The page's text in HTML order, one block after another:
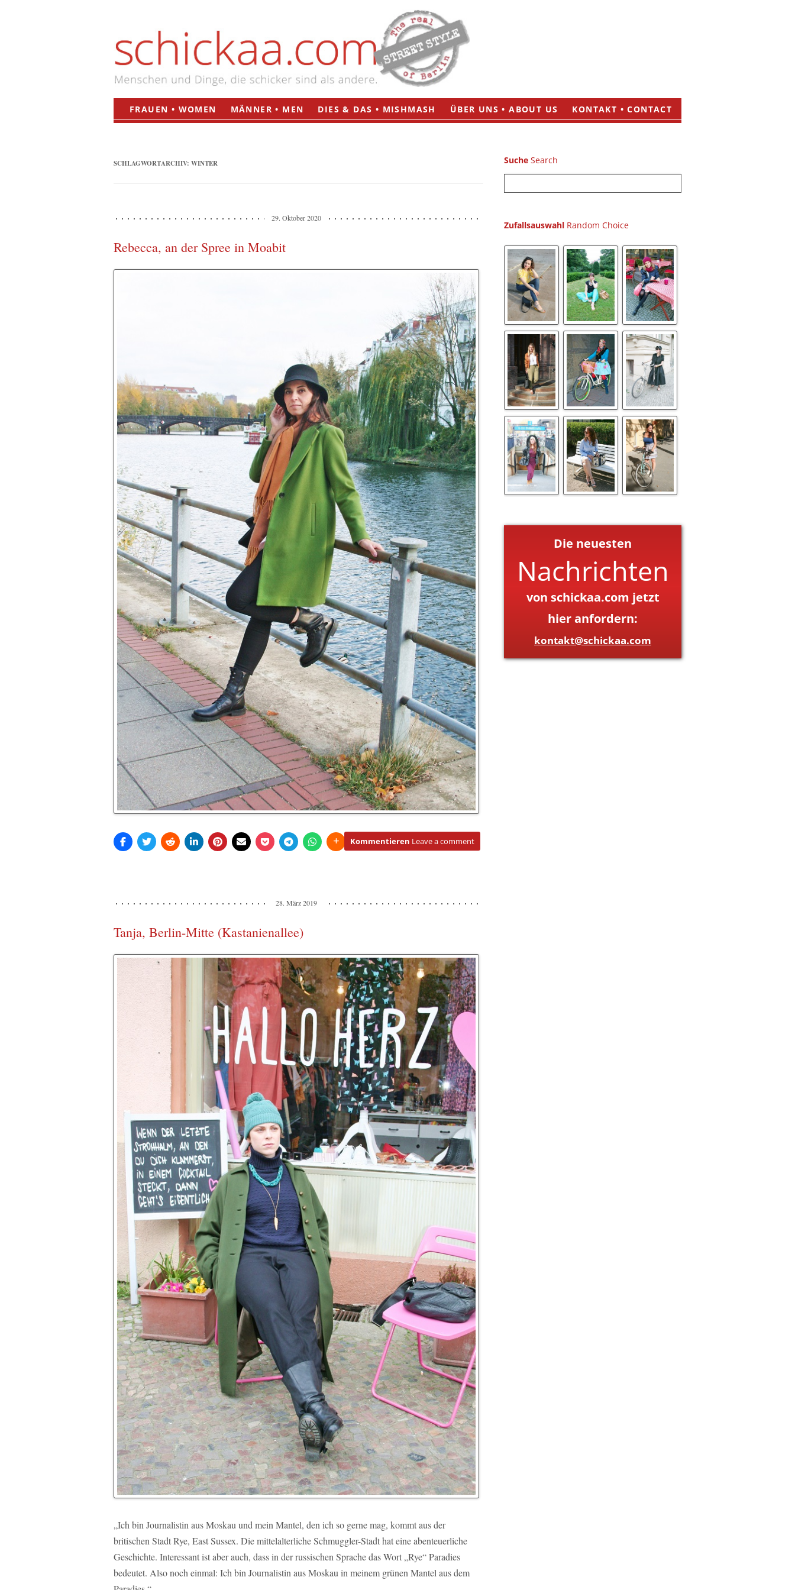
Inhalt
springen
FRAUEN • WOMEN MÄNNER • MEN DIES & DAS • MISHMASH ÜBER UNS • ABOUT US KONTAKT • CONTACT
SCHLAGWORTARCHIV: WINTER
29. Oktober 2020
Rebecca, an der Spree in Moabit
Kommentieren Leave a comment
28. März 2019
Tanja, Berlin-Mitte (Kastanienallee)
„Ich bin Journalistin aus Moskau und mein Mantel, den ich so gerne mag, kommt aus der
britischen Stadt Rye, East Sussex. Die mittelalterliche Schmuggler-Stadt hat eine abenteuerliche
Geschichte. Interessant ist aber auch, dass in der russischen Sprache das Wort „Rye“ Paradies
bedeutet. Also noch einmal: Ich bin Journalistin aus Moskau in meinem grünen Mantel aus dem
Suche
u
h
Zufallsauswahl
Die neuesten
Nachrichten
von schickaa.com jetzt
hier anfordern:
kontakt@schickaa.com